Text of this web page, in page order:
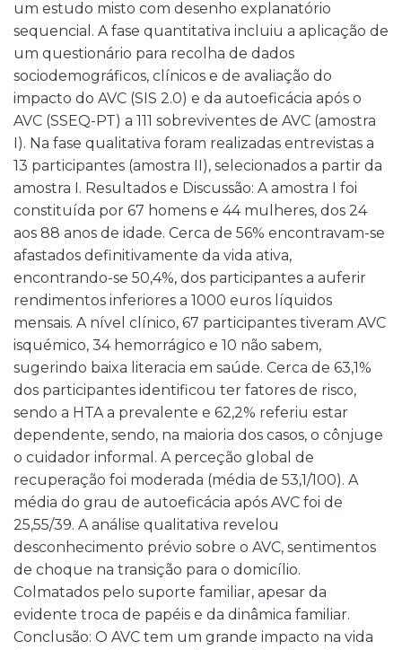
um estudo misto com desenho explanatório
sequencial. A fase quantitativa incluiu a aplicação de
um questionário para recolha de dados
sociodemográficos, clínicos e de avaliação do
impacto do AVC (SIS 2.0) e da autoeficácia após o
AVC (SSEQ-PT) a 111 sobreviventes de AVC (amostra
I). Na fase qualitativa foram realizadas entrevistas a
13 participantes (amostra II), selecionados a partir da
amostra I. Resultados e Discussão: A amostra I foi
constituída por 67 homens e 44 mulheres, dos 24
aos 88 anos de idade. Cerca de 56% encontravam-se
afastados definitivamente da vida ativa,
encontrando-se 50,4%, dos participantes a auferir
rendimentos inferiores a 1000 euros líquidos
mensais. A nível clínico, 67 participantes tiveram AVC
isquémico, 34 hemorrágico e 10 não sabem,
sugerindo baixa literacia em saúde. Cerca de 63,1%
dos participantes identificou ter fatores de risco,
sendo a HTA a prevalente e 62,2% referiu estar
dependente, sendo, na maioria dos casos, o cônjuge
o cuidador informal. A perceção global de
recuperação foi moderada (média de 53,1/100). A
média do grau de autoeficácia após AVC foi de
25,55/39. A análise qualitativa revelou
desconhecimento prévio sobre o AVC, sentimentos
de choque na transição para o domicílio.
Colmatados pelo suporte familiar, apesar da
evidente troca de papéis e da dinâmica familiar.
Conclusão: O AVC tem um grande impacto na vida